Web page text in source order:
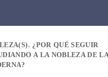
¿POR QUÉ SEGUIR
A LA NOBLEZA DE